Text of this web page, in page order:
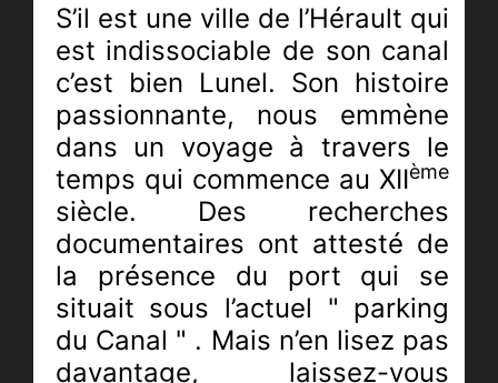
S’il est une ville de l’Hérault qui
est indissociable de son canal
c’est bien Lunel. Son histoire
passionnante, nous emmène
dans un voyage à travers le
temps qui commence au XIIème
siècle. Des recherches
documentaires ont attesté de
la présence du port qui se
situait sous l’actuel " parking
du Canal " . Mais n’en lisez pas
davantage, laissez-vous